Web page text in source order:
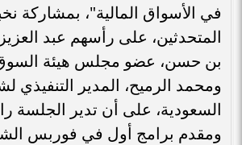
في الأسواق المالية"، بمشاركة
المتحدثين، على رأسهم عبد
بن حسن، عضو مجلس هيئة السوق
ومحمد الرميح، المدير التنفيذي
السعودية، على أن تدير الجلسة
ومقدم برامج أول في فوربس